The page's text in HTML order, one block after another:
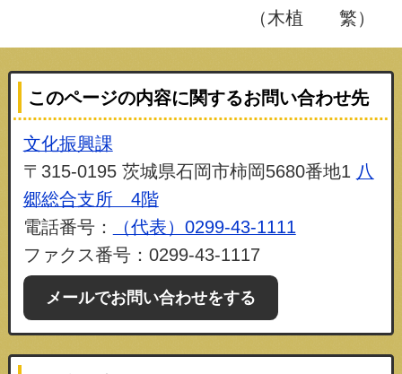
（木植 繁）
このページの内容に関するお問い合わせ先
文化振興課
〒315-0195 茨城県石岡市柿岡5680番地1 八
郷総合支所 4階
電話番号：
（代表）0299-43-1111
ファクス番号：0299-43-1117
メールでお問い合わせをする